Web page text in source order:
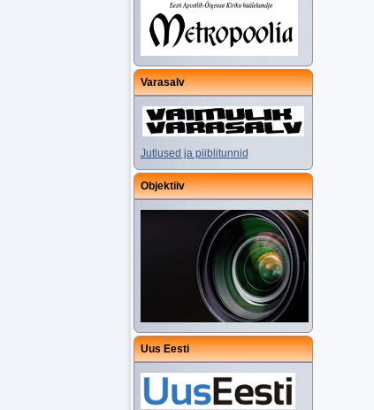
Varasalv
Jutlused ja piiblitunnid
Objektiiv
Uus Eesti